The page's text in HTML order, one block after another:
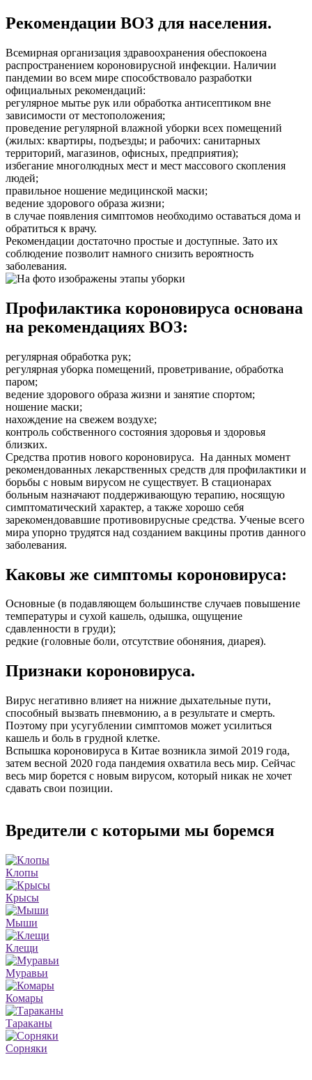
Рекомендации ВОЗ для населения.
Всемирная организация здравоохранения обеспокоена
распространением короновирусной инфекции. Наличии
пандемии во всем мире способствовало разработки
официальных рекомендаций:
регулярное мытье рук или обработка антисептиком вне
зависимости от местоположения;
проведение регулярной влажной уборки всех помещений
(жилых: квартиры, подъезды; и рабочих: санитарных
территорий, магазинов, офисных, предприятия);
избегание многолюдных мест и мест массового скопления
людей;
правильное ношение медицинской маски;
ведение здорового образа жизни;
в случае появления симптомов необходимо оставаться дома и
обратиться к врачу.
Рекомендации достаточно простые и доступные. Зато их
соблюдение позволит намного снизить вероятность
заболевания.
Профилактика короновируса основана
на рекомендациях ВОЗ:
регулярная обработка рук;
регулярная уборка помещений, проветривание, обработка
паром;
ведение здорового образа жизни и занятие спортом;
ношение маски;
нахождение на свежем воздухе;
контроль собственного состояния здоровья и здоровья
близких.
Средства против нового короновируса. На данных момент
рекомендованных лекарственных средств для профилактики и
борьбы с новым вирусом не существует. В стационарах
больным назначают поддерживающую терапию, носящую
симптоматический характер, а также хорошо себя
зарекомендовавшие противовирусные средства. Ученые всего
мира упорно трудятся над созданием вакцины против данного
заболевания.
Каковы же симптомы короновируса:
Основные (в подавляющем большинстве случаев повышение
температуры и сухой кашель, одышка, ощущение
сдавленности в груди);
редкие (головные боли, отсутствие обоняния, диарея).
Признаки короновируса.
Вирус негативно влияет на нижние дыхательные пути,
способный вызвать пневмонию, а в результате и смерть.
Поэтому при усугублении симптомов может усилиться
кашель и боль в грудной клетке.
Вспышка короновируса в Китае возникла зимой 2019 года,
затем весной 2020 года пандемия охватила весь мир. Сейчас
весь мир борется с новым вирусом, который никак не хочет
сдавать свои позиции.
Вредители с которыми мы боремся
Клопы
Крысы
Мыши
Клещи
Муравьи
Комары
Тараканы
Сорняки